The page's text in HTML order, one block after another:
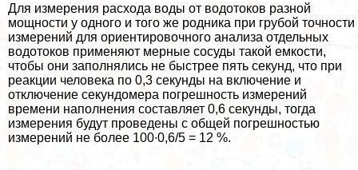
Для измерения расхода воды от водотоков разной
мощности у одного и того же родника при грубой точности
измерений для ориентировочного анализа отдельных
водотоков применяют мерные сосуды такой емкости,
чтобы они заполнялись не быстрее пять секунд, что при
реакции человека по 0,3 секунды на включение и
отключение секундомера погрешность измерений
времени наполнения составляет 0,6 секунды, тогда
измерения будут проведены с общей погрешностью
измерений не более 100∙0,6/5 = 12 %.